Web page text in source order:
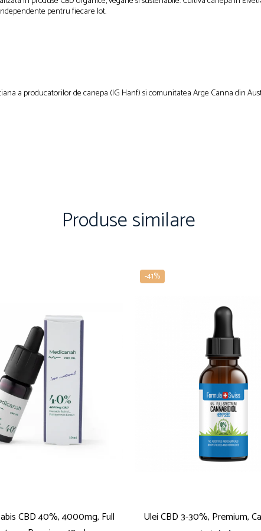
pentru fiecare lot.
Produse similare
CBD 40%, 4000mg, Full
-41%
Ulei CBD 3-30%, Premium,